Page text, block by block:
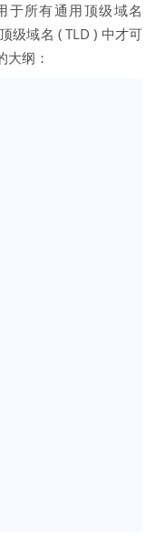
于所有通用顶级域名
级域名 ( TLD ) 中才可
纲：